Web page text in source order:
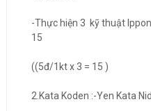
-Thực hiện 3 kỹ thuật
15
((5đ/1kt x 3 =
2.Kata Koden :-Yen